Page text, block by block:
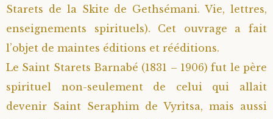
Starets de la Skite de Gethsémani. Vie, lettres,
enseignements spirituels). Cet ouvrage a fait
l’objet de maintes éditions et rééditions.
Le Saint Starets Barnabé (1831 – 1906) fut le père
spirituel non-seulement de celui qui allait
devenir Saint Seraphim de Vyritsa, mais aussi